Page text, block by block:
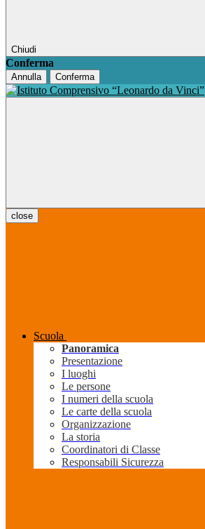
Chiudi
Conferma
Annulla Conferma
close
Scuola
Panoramica
Presentazione
I luoghi
Le persone
I numeri della scuola
Le carte della scuola
Organizzazione
La storia
Coordinatori di Classe
Responsabili Sicurezza